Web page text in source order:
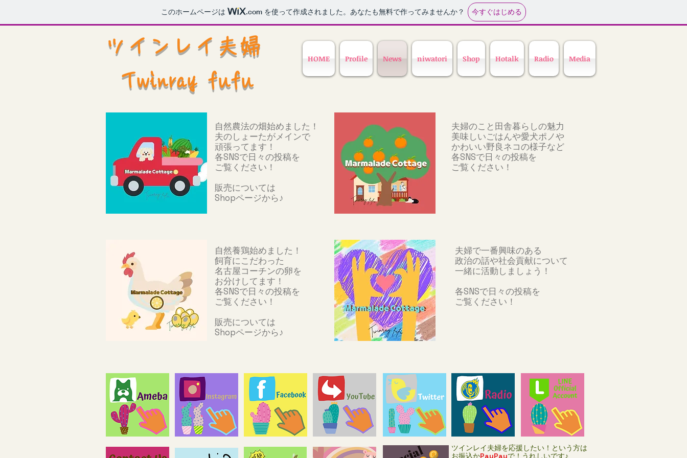
このホームページは .com を使って作成されました。あなたも無料で作ってみませんか？ 今すぐはじめる
ツインレイ夫婦
Twinray fufu
HOME Profile News niwatori Shop Hotalk Radio Media
自然農法の畑始めました！
夫のしょーたがメインで
​頑張ってます！
各SNSで日々の投稿を
ご覧ください！
販売については
​Shopページから♪
夫婦のこと田舎暮らしの魅力
美味しいごはんや愛犬ポノや
かわいい野良ネコの様子など
各SNSで日々の投稿を
ご覧ください！
自然養鶏始めました！
飼育にこだわった
名古屋コーチンの卵を
​お分けしてます！
各SNSで日々の投稿を
ご覧ください！
販売については
​Shopページから♪
夫婦で一番興味のある
政治の話や社会貢献について
​一緒に活動しましょう！
各SNSで日々の投稿を
ご覧ください！
ツインレイ夫婦を応援したい！という方は
お振込かPayPayで！うれしいです♪